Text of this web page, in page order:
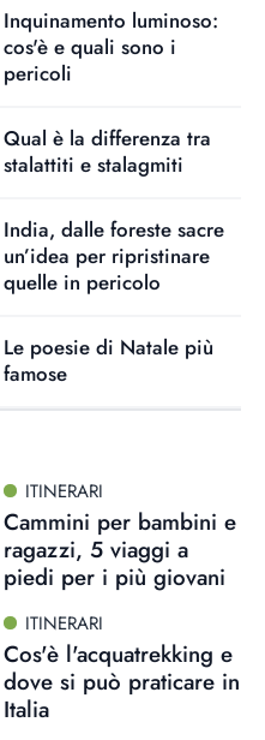
Inquinamento luminoso:
cos'è e quali sono i
pericoli
Qual è la differenza tra
stalattiti e stalagmiti
India, dalle foreste sacre
un’idea per ripristinare
quelle in pericolo
Le poesie di Natale più
famose
ITINERARI
Cammini per bambini e
ragazzi, 5 viaggi a
piedi per i più giovani
ITINERARI
Cos'è l'acquatrekking e
dove si può praticare in
Italia